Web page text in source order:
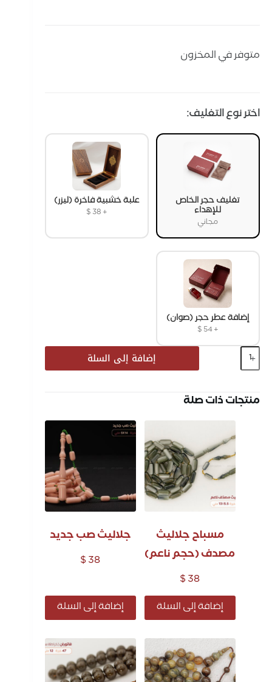
متوفر في المخزون
اختر نوع التغليف:
تغليف حجر الخاص
للإهداء
مجاني
علبة خشبية فاخرة (ليزر)
+
$38
إضافة عطر حجر (صوان)
+
$54
إضافة إلى السلة
منتجات ذات صلة
مسباح جلاليث
مصدف (حجم ناعم)
$38
إضافة إلى السلة
جلاليث صب جديد
$38
إضافة إلى السلة